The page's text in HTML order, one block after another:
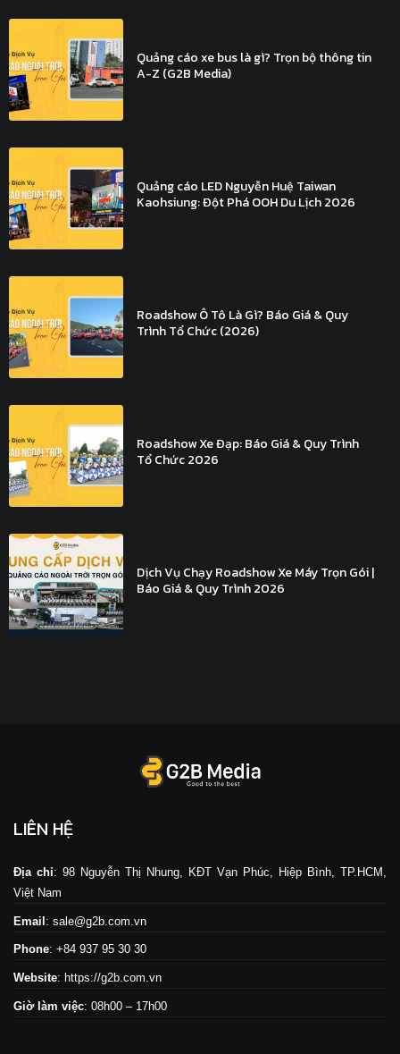
Quảng cáo xe bus là gì? Trọn bộ thông tin
A-Z (G2B Media)
Quảng cáo LED Nguyễn Huệ Taiwan
Kaohsiung: Đột Phá OOH Du Lịch 2026
Roadshow Ô Tô Là Gì? Báo Giá & Quy
Trình Tổ Chức (2026)
Roadshow Xe Đạp: Báo Giá & Quy Trình
Tổ Chức 2026
Dịch Vụ Chạy Roadshow Xe Máy Trọn Gói |
Báo Giá & Quy Trình 2026
LIÊN HỆ
Địa chỉ: 98 Nguyễn Thị Nhung, KĐT Vạn Phúc, Hiệp Bình, TP.HCM,
Việt Nam
Email: sale@g2b.com.vn
Phone: +84 937 95 30 30
Website: https://g2b.com.vn
Giờ làm việc: 08h00 – 17h00